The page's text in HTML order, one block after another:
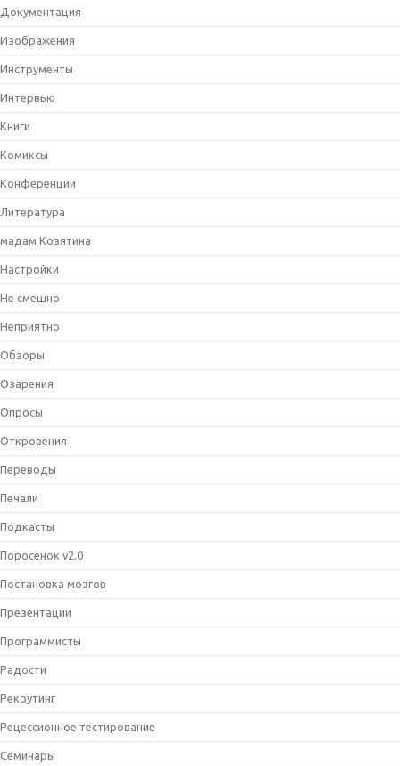
Документация
Изображения
Инструменты
Интервью
Книги
Комиксы
Конференции
Литература
мадам Козятина
Настройки
Не смешно
Неприятно
Обзоры
Озарения
Опросы
Откровения
Переводы
Печали
Подкасты
Поросенок v2.0
Постановка мозгов
Презентации
Программисты
Радости
Рекрутинг
Рецессионное тестирование
Семинары